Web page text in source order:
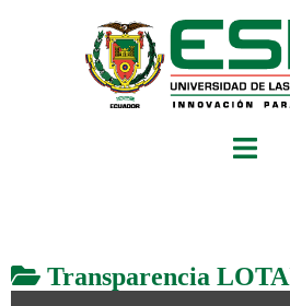
Transparencia